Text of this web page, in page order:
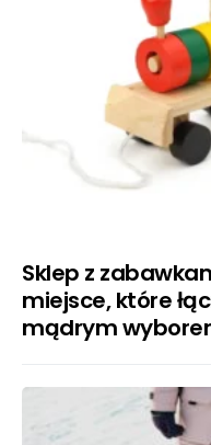
Sklep z
miejsce, które
mądrym